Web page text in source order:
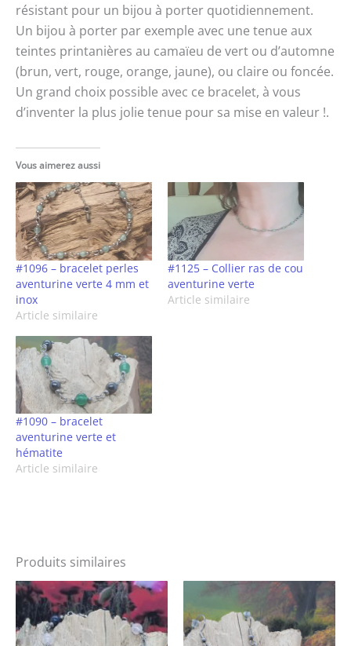
résistant pour un bijou à porter quotidiennement.
Un bijou à porter par exemple avec une tenue aux
teintes printanières au camaïeu de vert ou d’automne
(brun, vert, rouge, orange, jaune), ou claire ou foncée.
Un grand choix possible avec ce bracelet, à vous
d’inventer la plus jolie tenue pour sa mise en valeur !.
Vous aimerez aussi
#1096 – bracelet perles
aventurine verte 4 mm et
inox
Article similaire
#1125 – Collier ras de cou
aventurine verte
Article similaire
#1090 – bracelet
aventurine verte et
hématite
Article similaire
Produits similaires